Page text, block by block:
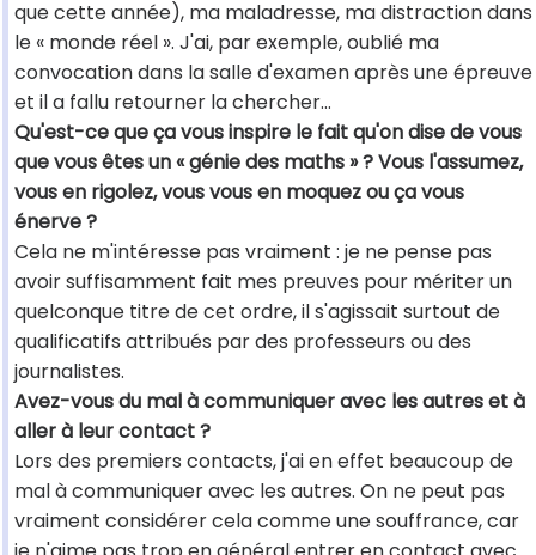
que cette année), ma maladresse, ma distraction dans
le « monde réel ». J'ai, par exemple, oublié ma
convocation dans la salle d'examen après une épreuve
et il a fallu retourner la chercher...
Qu'est-ce que ça vous inspire le fait qu'on dise de vous
que vous êtes un « génie des maths » ? Vous l'assumez,
vous en rigolez, vous vous en moquez ou ça vous
énerve ?
Cela ne m'intéresse pas vraiment : je ne pense pas
avoir suffisamment fait mes preuves pour mériter un
quelconque titre de cet ordre, il s'agissait surtout de
qualificatifs attribués par des professeurs ou des
journalistes.
Avez-vous du mal à communiquer avec les autres et à
aller à leur contact ?
Lors des premiers contacts, j'ai en effet beaucoup de
mal à communiquer avec les autres. On ne peut pas
vraiment considérer cela comme une souffrance, car